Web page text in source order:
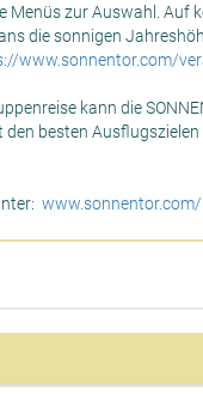
zur Auswahl. Auf
die sonnigen
www.sonnentor.com/
kann die
besten